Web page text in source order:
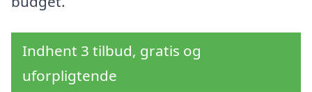
Indhent 3 tilbud, gratis og
uforpligtende